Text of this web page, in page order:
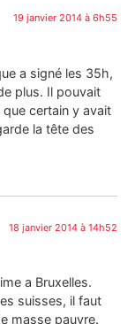
19 janvier 2014 à 6h55
a signé les 35h,
plus. Il pouvait
que certain y avait
la tête des
18 janvier 2014 à 14h52
a Bruxelles.
suisses, il faut
masse pauvre.